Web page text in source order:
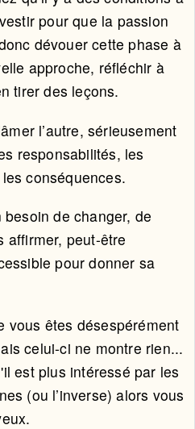
pour que la passion
dévouer cette phase à
approche, réfléchir à
tirer des leçons.
l’autre, sérieusement
responsabilités, les
conséquences.
de changer, de
affirmer, peut-être
pour donner sa
vous êtes désespérément
celui-ci ne montre rien...
est plus intéressé par les
(ou l’inverse) alors vous